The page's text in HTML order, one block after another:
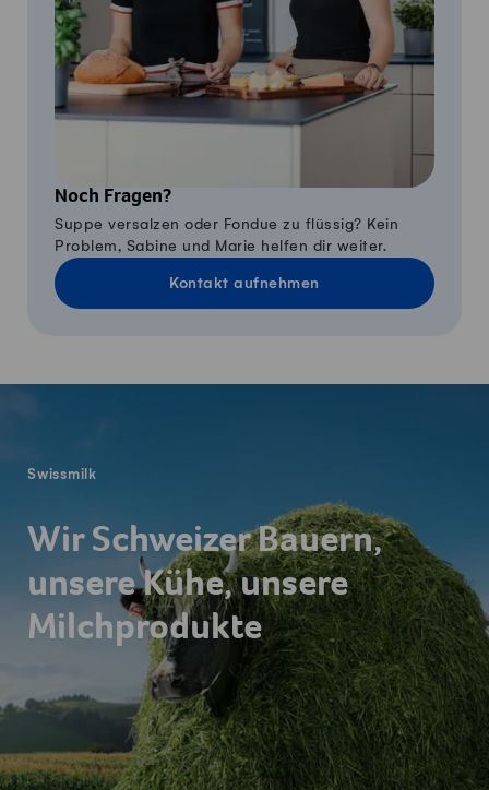
Noch Fragen?
Suppe versalzen oder Fondue zu flüssig? Kein
Problem, Sabine und Marie helfen dir weiter.
Kontakt aufnehmen
Swissmilk
Wir Schweizer Bauern,
unsere Kühe, unsere
Milchprodukte